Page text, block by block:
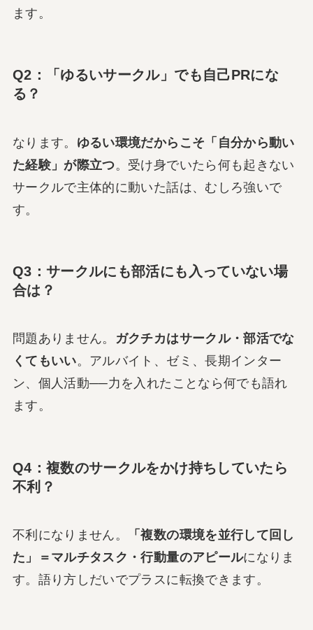
ます。
Q2：「ゆるいサークル」でも自己PRにな
る？
なります。 ゆるい環境だからこそ「自分から動い
た経験」が際立つ。受け身でいたら何も起きない
サークルで主体的に動いた話は、むしろ強いで
す。
Q3：サークルにも部活にも入っていない場
合は？
問題ありません。
ガクチカはサークル・部活でな
くてもいい。アルバイト、ゼミ、長期インター
ン、個人活動──力を入れたことなら何でも語れ
ます。
Q4：複数のサークルをかけ持ちしていたら
不利？
不利になりません。
「複数の環境を並行して回し
た」＝マルチタスク・行動量のアピールになりま
す。語り方しだいでプラスに転換できます。